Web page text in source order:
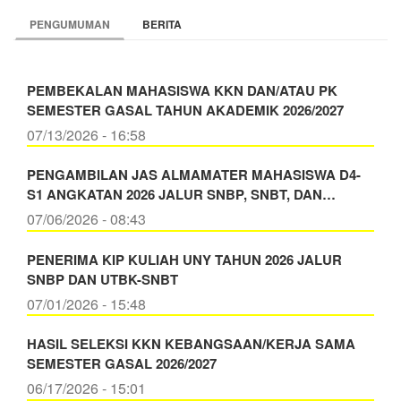
PENGUMUMAN BERITA
PEMBEKALAN MAHASISWA KKN DAN/ATAU PK
SEMESTER GASAL TAHUN AKADEMIK 2026/2027
07/13/2026 - 16:58
PENGAMBILAN JAS ALMAMATER MAHASISWA D4-
S1 ANGKATAN 2026 JALUR SNBP, SNBT, DAN…
07/06/2026 - 08:43
PENERIMA KIP KULIAH UNY TAHUN 2026 JALUR
SNBP DAN UTBK-SNBT
07/01/2026 - 15:48
HASIL SELEKSI KKN KEBANGSAAN/KERJA SAMA
SEMESTER GASAL 2026/2027
06/17/2026 - 15:01